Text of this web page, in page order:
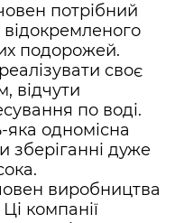
потрібний
подорожей.
своє
відчути
по воді.
одномісна
зберіганні дуже
виробництва
компанії